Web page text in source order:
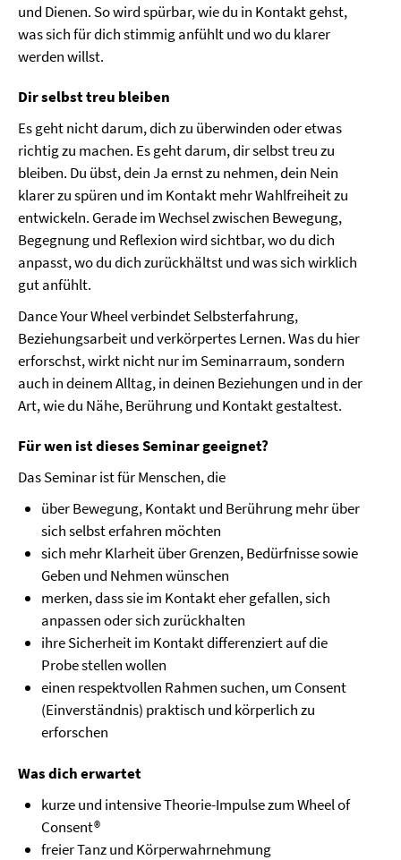
und Dienen. So wird spürbar, wie du in Kontakt gehst,
was sich für dich stimmig anfühlt und wo du klarer
werden willst.
Dir selbst treu bleiben
Es geht nicht darum, dich zu überwinden oder etwas
richtig zu machen. Es geht darum, dir selbst treu zu
bleiben. Du übst, dein Ja ernst zu nehmen, dein Nein
klarer zu spüren und im Kontakt mehr Wahlfreiheit zu
entwickeln. Gerade im Wechsel zwischen Bewegung,
Begegnung und Reflexion wird sichtbar, wo du dich
anpasst, wo du dich zurückhältst und was sich wirklich
gut anfühlt.
Dance Your Wheel verbindet Selbsterfahrung,
Beziehungsarbeit und verkörpertes Lernen. Was du hier
erforschst, wirkt nicht nur im Seminarraum, sondern
auch in deinem Alltag, in deinen Beziehungen und in der
Art, wie du Nähe, Berührung und Kontakt gestaltest.
Für wen ist dieses Seminar geeignet?
Das Seminar ist für Menschen, die
über Bewegung, Kontakt und Berührung mehr über
sich selbst erfahren möchten
sich mehr Klarheit über Grenzen, Bedürfnisse sowie
Geben und Nehmen wünschen
merken, dass sie im Kontakt eher gefallen, sich
anpassen oder sich zurückhalten
ihre Sicherheit im Kontakt differenziert auf die
Probe stellen wollen
einen respektvollen Rahmen suchen, um Consent
(Einverständnis) praktisch und körperlich zu
erforschen
Was dich erwartet
kurze und intensive Theorie-Impulse zum Wheel of
Consent®
freier Tanz und Körperwahrnehmung